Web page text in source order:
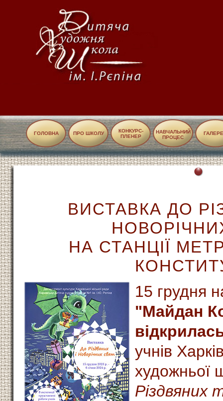
ГОЛОВНА ПРО ШКОЛУ
КОНКУРС-
ПЛЕНЕР
НАВЧАЛЬНИЙ
ПРОЦЕС
ВИСТАВКА ДО
НА СТАНЦІЇ
15 грудня
"Майдан
учнів
художньої
Різдвяних